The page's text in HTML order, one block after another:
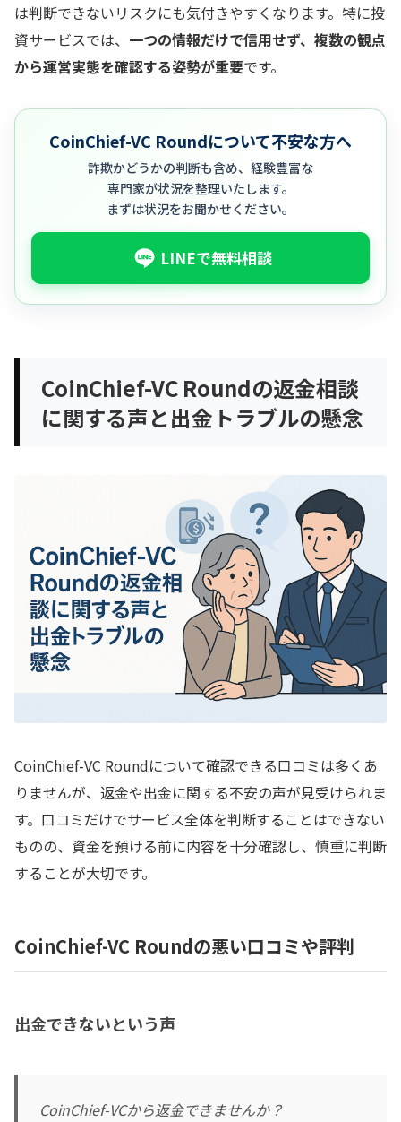
は判断できないリスクにも気付きやすくなります。特に投
資サービスでは、 一つの情報だけで信用せず、複数の観点
から運営実態を確認する姿勢が重要です。
CoinChief-VC Roundについて不安な方へ
詐欺かどうかの判断も含め、経験豊富な
専門家が状況を整理いたします。
まずは状況をお聞かせください。
LINEで無料相談
CoinChief-VC Roundの返金相談
に関する声と出金トラブルの懸念
CoinChief-VC Roundについて確認できる口コミは多くあ
りませんが、返金や出金に関する不安の声が見受けられま
す。口コミだけでサービス全体を判断することはできない
ものの、資金を預ける前に内容を十分確認し、慎重に判断
することが大切です。
CoinChief-VC Roundの悪い口コミや評判
出金できないという声
CoinChief-VCから返金できませんか？